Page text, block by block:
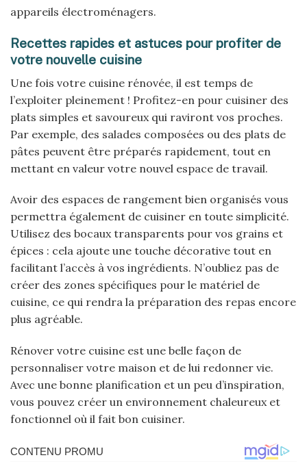
appareils électroménagers.
Recettes rapides et astuces pour profiter de
votre nouvelle cuisine
Une fois votre cuisine rénovée, il est temps de
l’exploiter pleinement ! Profitez-en pour cuisiner des
plats simples et savoureux qui raviront vos proches.
Par exemple, des salades composées ou des plats de
pâtes peuvent être préparés rapidement, tout en
mettant en valeur votre nouvel espace de travail.
Avoir des espaces de rangement bien organisés vous
permettra également de cuisiner en toute simplicité.
Utilisez des bocaux transparents pour vos grains et
épices : cela ajoute une touche décorative tout en
facilitant l’accès à vos ingrédients. N’oubliez pas de
créer des zones spécifiques pour le matériel de
cuisine, ce qui rendra la préparation des repas encore
plus agréable.
Rénover votre cuisine est une belle façon de
personnaliser votre maison et de lui redonner vie.
Avec une bonne planification et un peu d’inspiration,
vous pouvez créer un environnement chaleureux et
fonctionnel où il fait bon cuisiner.